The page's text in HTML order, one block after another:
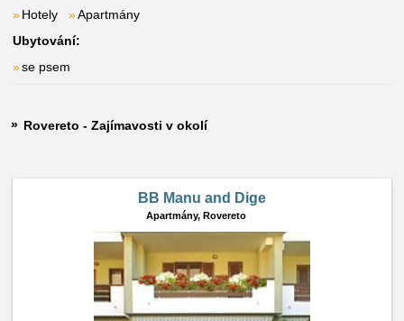
Hotely
Apartmány
Ubytování:
se psem
Rovereto - Zajímavosti v okolí
BB Manu and Dige
Apartmány, Rovereto